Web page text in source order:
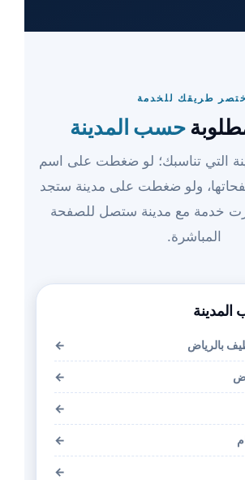
طريقك للخدمة
حسب المدينة
التي تناسبك؛ لو ضغطت على اسم
ولو ضغطت على مدينة ستجد
خدمة مع مدينة ستصل للصفحة
المباشرة.
بالرياض ←
←
←
←
←